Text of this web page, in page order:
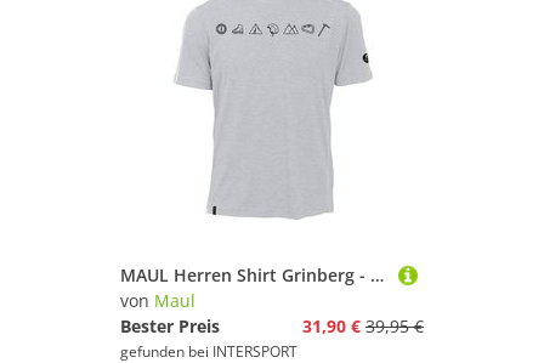
MAUL Herren Shirt Grinberg - 1/2 T-Shirt+Print
von Maul
Bester Preis
31,90 € 39,95 €
gefunden bei INTERSPORT